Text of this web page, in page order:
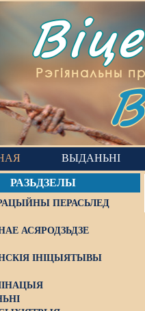
Рэгіянальны
ВЫДАНЬНІ
РАЗЬДЗЕЛЫ
ПЕРАСЬЛЕД
АСЯРОДЗЬДЗЕ
ІНІЦЫЯТЫВЫ